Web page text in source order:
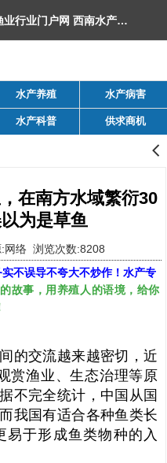
西南渔业网 水产养殖专业网 渔业行业门户网 ​西南水产网 丰祥渔业网 永川水花网，欢迎光临！
水产养殖 水产病害
水产科普 供求商机
󰊒
在南方水域繁衍30
为是草鱼
网络 浏览次数:8208
不误导不夸大不炒作！水产专
故事，用养殖人的语境，给你
的交流越来越密切，近
赏渔业、生态治理等原
不完全统计，中国从国
我国有适合各种鱼类长
于形成鱼类物种的入